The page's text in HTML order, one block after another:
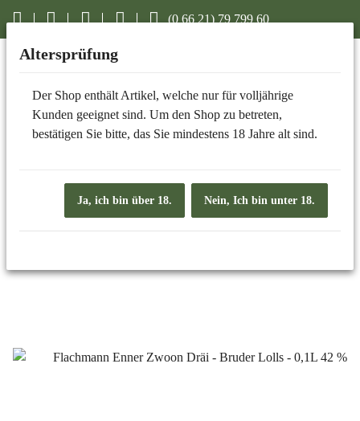
(0 66 21) 79 799 60
SPIRITUOSEN, LIKÖRE UND WEIN
Altersprüfung
Der Shop enthält Artikel, welche nur für volljährige
Kunden geeignet sind. Um den Shop zu betreten,
bestätigen Sie bitte, das Sie mindestens 18 Jahre alt sind.
Ja, ich bin über 18. Nein, Ich bin unter 18.